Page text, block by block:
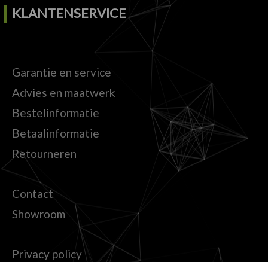
KLANTENSERVICE
Garantie en service
Advies en maatwerk
Bestelinformatie
Betaalinformatie
Retourneren
Contact
Showroom
Privacy policy